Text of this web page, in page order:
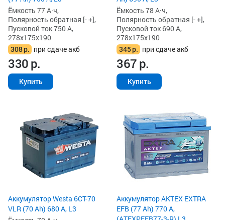
Ёмкость 77 А·ч,
Полярность обратная [- +],
Пусковой ток 750 А,
278x175x190
308р. при сдаче акб
330р.
Купить
Ёмкость 78 А·ч,
Полярность обратная [- +],
Пусковой ток 690 А,
278x175x190
345р. при сдаче акб
367р.
Купить
Аккумулятор Westa 6СТ-70
VLR (70 Ah) 680 А, L3
Аккумулятор AKTEX EXTRA
EFB (77 Ah) 770 А,